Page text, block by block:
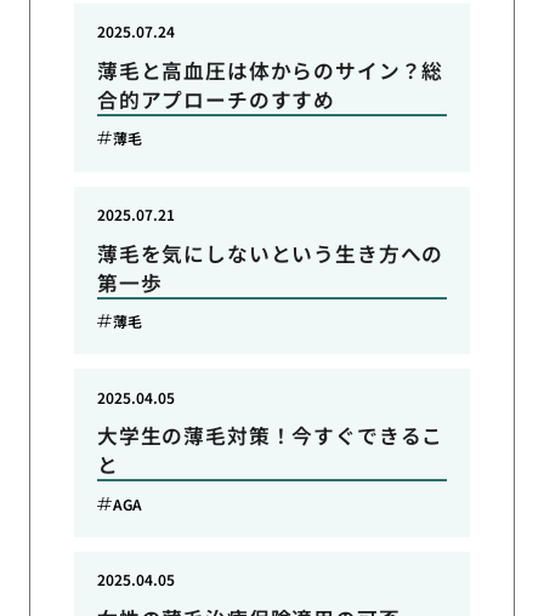
薄毛と高血圧は体からのサイン？総
合的アプローチのすすめ
2025.07.24
薄毛
薄毛を気にしないという生き方への
第一歩
2025.07.21
薄毛
大学生の薄毛対策！今すぐできるこ
と
2025.04.05
AGA
2025.04.05